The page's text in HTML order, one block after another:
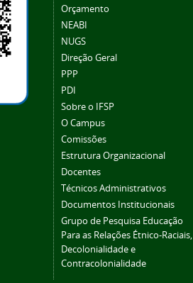
Orçamento
NEABI
NUGS
Direção Geral
PPP
PDI
Sobre o IFSP
O Campus
Comissões
Estrutura Organizacional
Docentes
Técnicos Administrativos
Documentos Institucionais
Grupo de Pesquisa Educação
Para as Relações Étnico-Raciais,
Decolonialidade e
Contracolonialidade